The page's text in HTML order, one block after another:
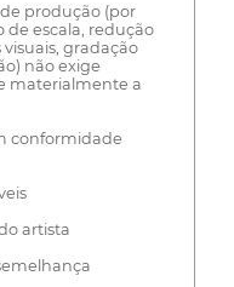
produção (por
escala, redução
gradação
não exige
materialmente a
conformidade
artista